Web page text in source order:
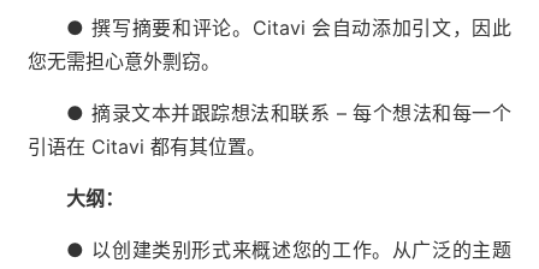
● 撰写摘要和评论。Citavi 会自动添加引文，因此
您无需担心意外剽窃。
● 摘录文本并跟踪想法和联系 – 每个想法和每一个
引语在 Citavi 都有其位置。
大纲：
● 以创建类别形式来概述您的工作。从广泛的主题